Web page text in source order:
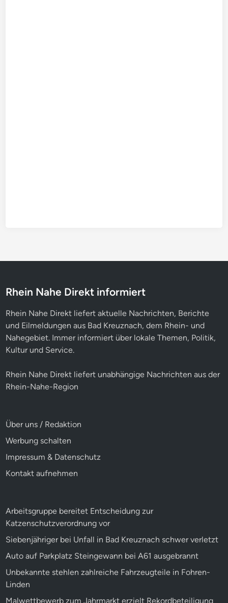
Rhein Nahe Direkt informiert
Rhein Nahe Direkt liefert aktuelle Nachrichten, Berichte
und Eilmeldungen aus Bad Kreuznach, dem Rhein- und
Nahegebiet. Immer informiert über lokale Themen, Politik,
Kultur und Service.
Rhein Nahe Direkt liefert unabhängige Nachrichten aus der
Rhein-Nahe-Region
Über uns / Redaktion
Werbung schalten
Impressum & Datenschutz
Kontakt aufnehmen
Arbeitsgruppe bereitet Entscheidung zur
Katzenschutzverordnung vor
Siebenjähriger bei Unfall in Bad Kreuznach schwer verletzt
Auto auf Parkplatz Steingewann bei A61 ausgebrannt
Unbekannte stehlen zahlreiche Fahrzeugteile in Fohren-
Linden
Malwettbewerb zum Jahrmarkt erzielt Rekordbeteiligung